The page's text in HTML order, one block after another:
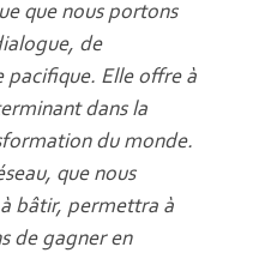
que nous portons
de
pacifique. Elle offre à
dans la
du monde.
que nous
bâtir, permettra à
de gagner en